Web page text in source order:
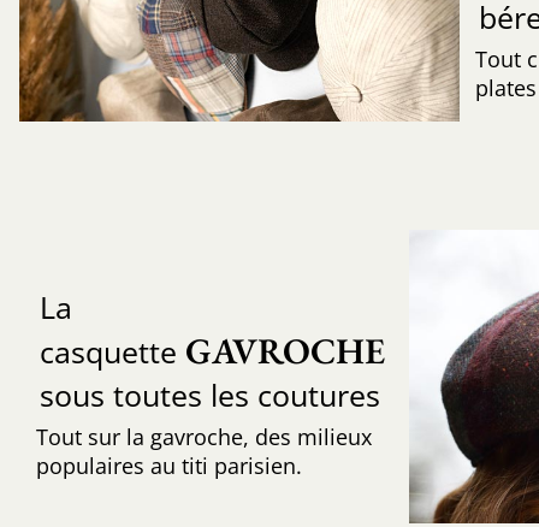
Tout
La
casquette GAVROCHE
sous toutes les coutures
Tout sur la gavroche, des milieux
populaires au titi parisien.